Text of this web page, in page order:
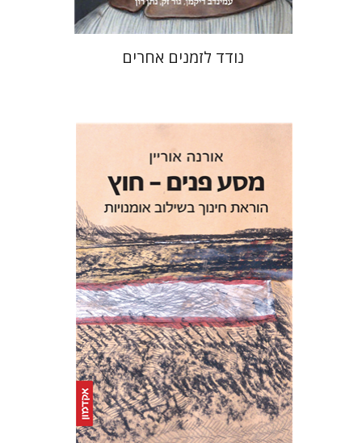
נודד לזמנים אחרים
אורנה אוריין
הנחת אתר ספר מודפס
$28
$25